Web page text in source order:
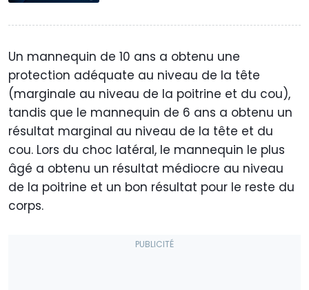
Un mannequin de 10 ans a obtenu une
protection adéquate au niveau de la tête
(marginale au niveau de la poitrine et du cou),
tandis que le mannequin de 6 ans a obtenu un
résultat marginal au niveau de la tête et du
cou. Lors du choc latéral, le mannequin le plus
âgé a obtenu un résultat médiocre au niveau
de la poitrine et un bon résultat pour le reste du
corps.